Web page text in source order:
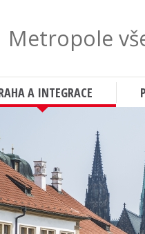
Metropole
A INTEGRACE